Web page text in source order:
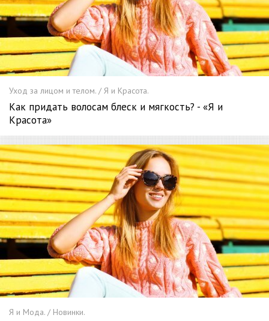
Уход за лицом и телом. / Я и Красота.
Как придать волосам блеск и мягкость? - «Я и
Красота»
Я и Мода. / Новинки.